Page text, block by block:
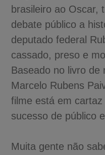
brasileiro ao Oscar,
debate público a
deputado federal
cassado, preso e
Baseado no livro de
Marcelo Rubens
filme está em
sucesso de público
Muita gente não